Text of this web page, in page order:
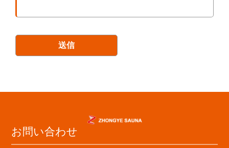
送信
お問い合わせ